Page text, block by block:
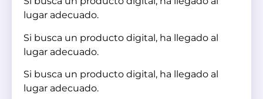
lugar adecuado.
Si busca un producto digital, ha llegado al
lugar adecuado.
Si busca un producto digital, ha llegado al
lugar adecuado.